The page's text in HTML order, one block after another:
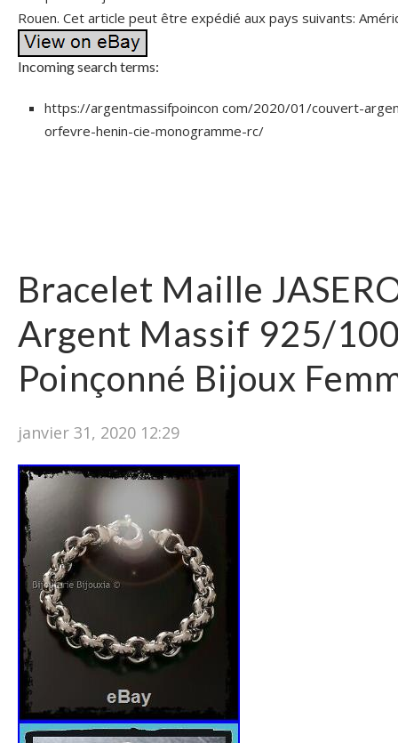
Rouen. Cet article peut être expédié aux pays suivants:
Incoming search terms:
https://argentmassifpoincon com/2020/01/couvert-
orfevre-henin-cie-monogramme-rc/
Bracelet Maille
Argent Massif 925/
Poinçonné Bijoux
janvier 31, 2020 12:29